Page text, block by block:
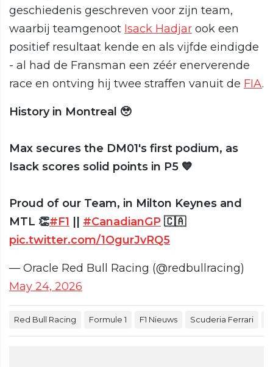
geschiedenis geschreven voor zijn team,
waarbij teamgenoot Isack Hadjar ook een
positief resultaat kende en als vijfde eindigde
- al had de Fransman een zéér enerverende
race en ontving hij twee straffen vanuit de FIA.
History in Montreal 🥹
Max secures the DM01's first podium, as
Isack scores solid points in P5 💙
Proud of our Team, in Milton Keynes and
MTL 👏#F1 #CanadianGP 🇨🇦
pic.twitter.com/1OgurJvRQ5
— Oracle Red Bull Racing (@redbullracing)
May 24, 2026
Red Bull Racing Formule 1 F1 Nieuws Scuderia Ferrari